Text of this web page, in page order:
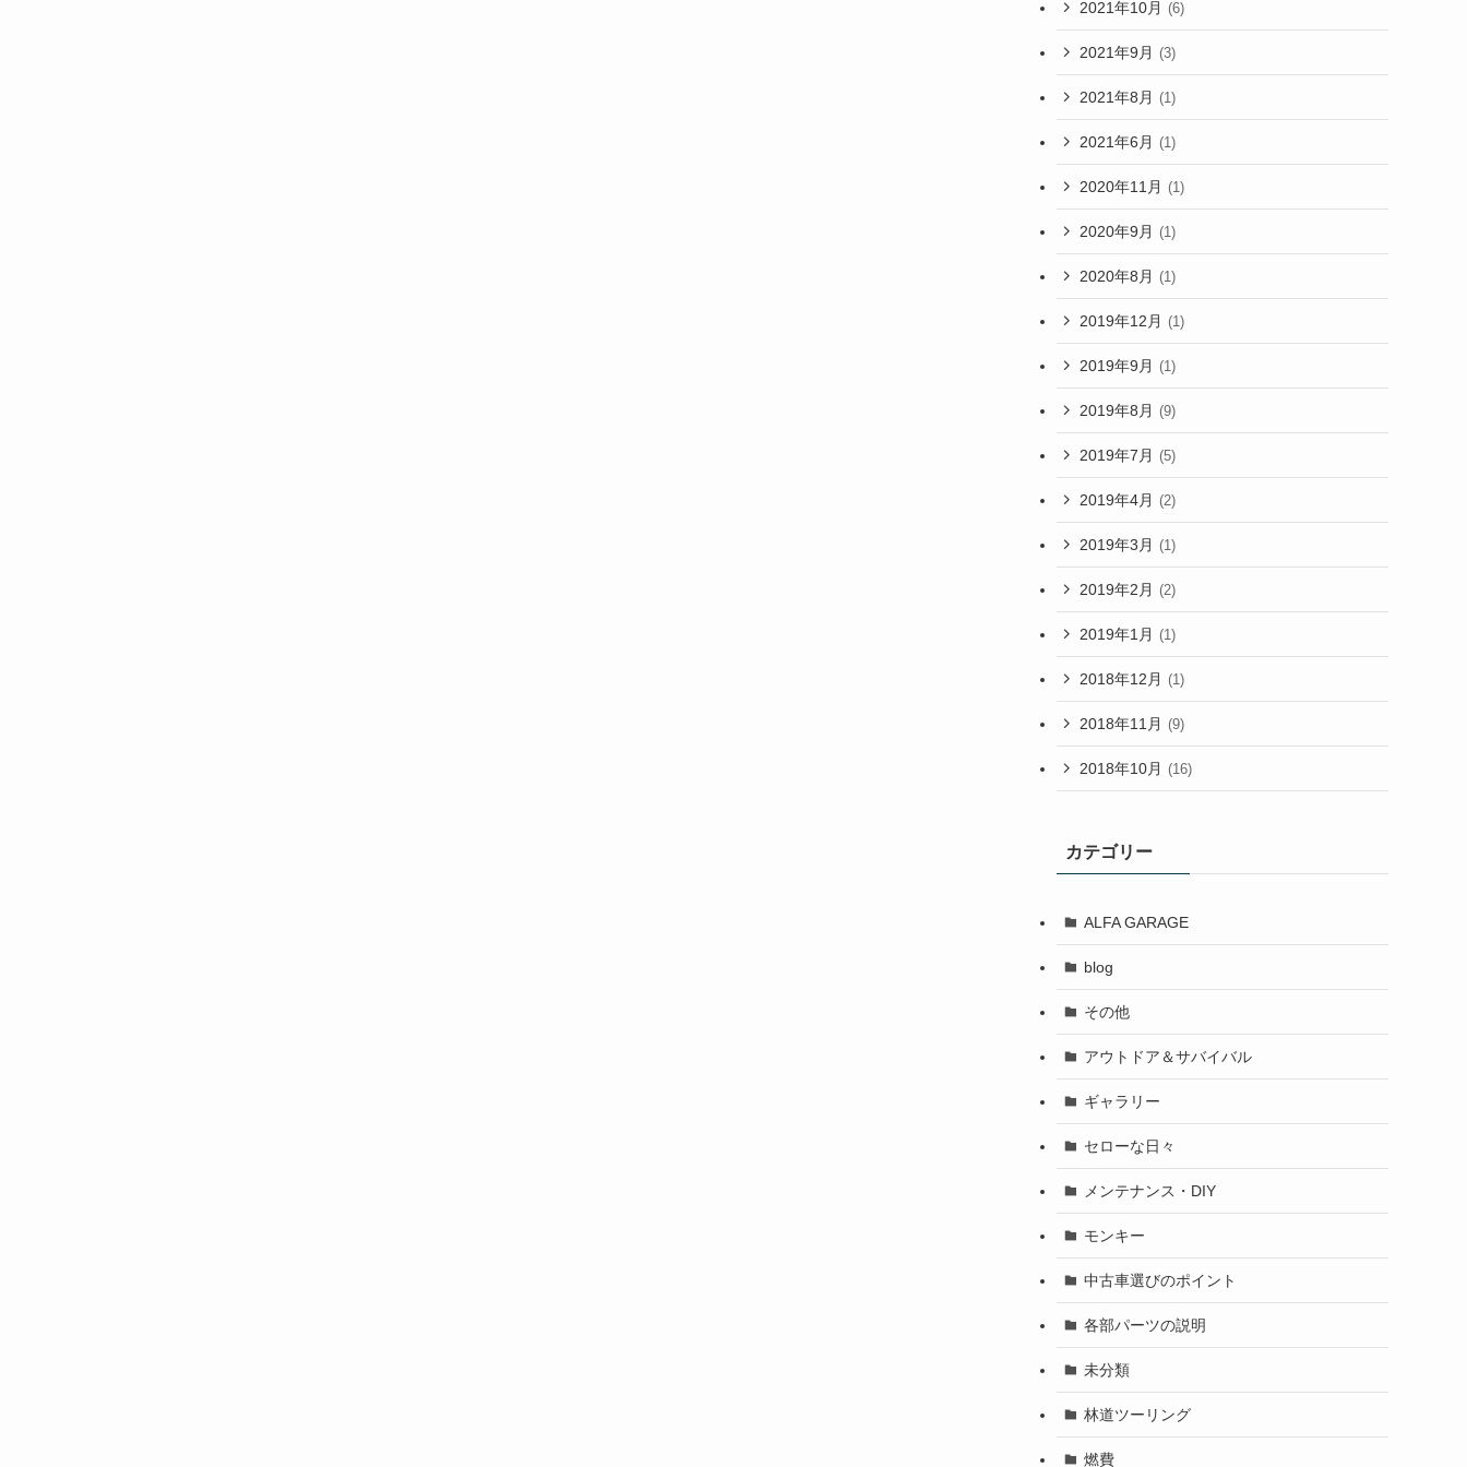
2021年10月 (6)
2021年9月 (3)
2021年8月 (1)
2021年6月 (1)
2020年11月 (1)
2020年9月 (1)
2020年8月 (1)
2019年12月 (1)
2019年9月 (1)
2019年8月 (9)
2019年7月 (5)
2019年4月 (2)
2019年3月 (1)
2019年2月 (2)
2019年1月 (1)
2018年12月 (1)
2018年11月 (9)
2018年10月 (16)
カテゴリー
ALFA GARAGE
blog
その他
アウトドア＆サバイバル
ギャラリー
セローな日々
メンテナンス・DIY
モンキー
中古車選びのポイント
各部パーツの説明
未分類
林道ツーリング
燃費